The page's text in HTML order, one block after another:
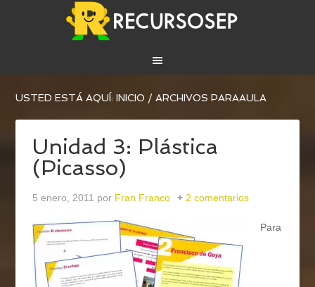
USTED ESTÁ AQUÍ:INICIO / ARCHIVOS PARAAULA
Unidad 3: Plástica
(Picasso)
5 enero, 2011 por Fran Franco 2 comentarios
Para